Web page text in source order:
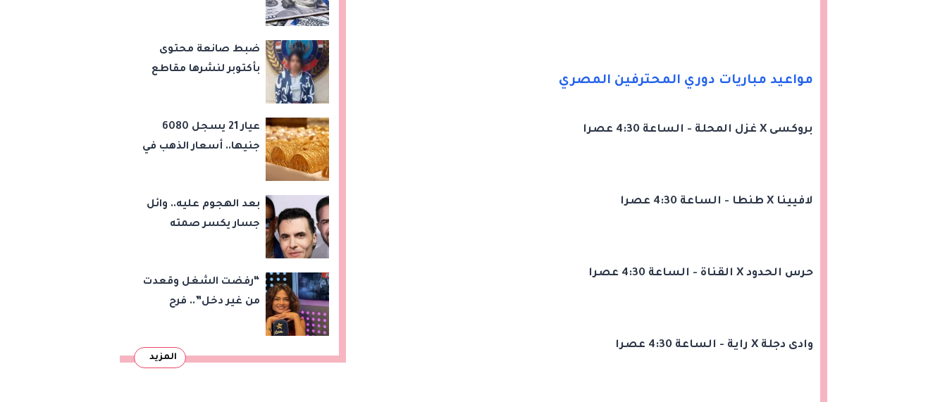
مواعيد مباريات دوري المحترفين المصري
بروكسى X غزل المحلة - الساعة 4:30 عصرا
لافيينا X طنطا - الساعة 4:30 عصرا
حرس الحدود X القناة - الساعة 4:30 عصرا
وادى دجلة X راية - الساعة 4:30 عصرا
ضبط صانعة محتوى
بأكتوبر لنشرها مقاطع
والأرباح
عيار 21 يسجل 6080
جنيها.. أسعار الذهب في
بعد الهجوم عليه.. وائل
جسار يكسر صمته
“رفضت الشغل وقعدت
من غير دخل”.. فرح
اختفائها
المزيد